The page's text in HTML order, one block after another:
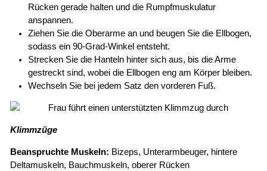
Rücken gerade halten und die Rumpfmuskulatur
anspannen.
Ziehen Sie die Oberarme an und beugen Sie die Ellbogen,
sodass ein 90-Grad-Winkel entsteht.
Strecken Sie die Hanteln hinter sich aus, bis die Arme
gestreckt sind, wobei die Ellbogen eng am Körper bleiben.
Wechseln Sie bei jedem Satz den vorderen Fuß.
Klimmzüge
Beanspruchte Muskeln: Bizeps, Unterarmbeuger, hintere
Deltamuskeln, Bauchmuskeln, oberer Rücken